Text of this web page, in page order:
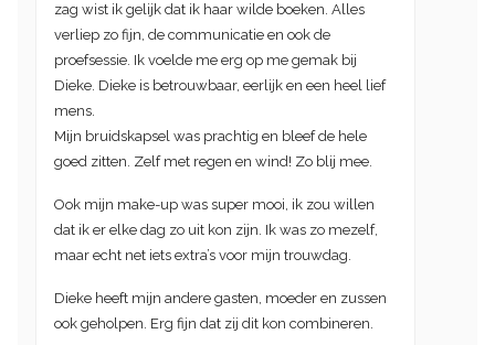
zag wist ik gelijk dat ik haar wilde boeken. Alles
verliep zo fijn, de communicatie en ook de
proefsessie. Ik voelde me erg op me gemak bij
Dieke. Dieke is betrouwbaar, eerlijk en een heel lief
mens.
Mijn bruidskapsel was prachtig en bleef de hele
goed zitten. Zelf met regen en wind! Zo blij mee.
Ook mijn make-up was super mooi, ik zou willen
dat ik er elke dag zo uit kon zijn. Ik was zo mezelf,
maar echt net iets extra’s voor mijn trouwdag.
Dieke heeft mijn andere gasten, moeder en zussen
ook geholpen. Erg fijn dat zij dit kon combineren.